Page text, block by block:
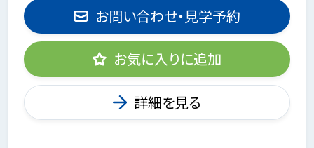
お問い合わせ・見学予約
お気に入りに追加
詳細を見る